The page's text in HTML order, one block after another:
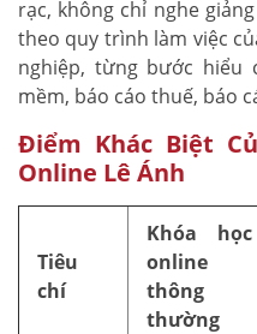
rạc, không chỉ nghe
theo quy trình làm việc
nghiệp, từng bước hiểu
mềm, báo cáo thuế, báo
Điểm Khác Biệt
Online Lê Ánh
Tiêu
chí
Khóa học
online
thông
thường